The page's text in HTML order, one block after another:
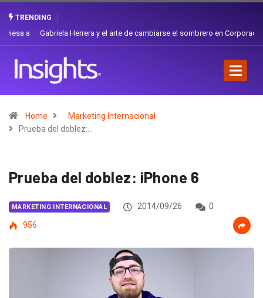
TRENDING
Gabriela Herrera y el arte de cambiarse el sombrero en Corporación
Home
Marketing Internacional
Prueba del doblez:…
Prueba del doblez: iPhone 6
MARKETING INTERNACIONAL 2014/09/26
0
956